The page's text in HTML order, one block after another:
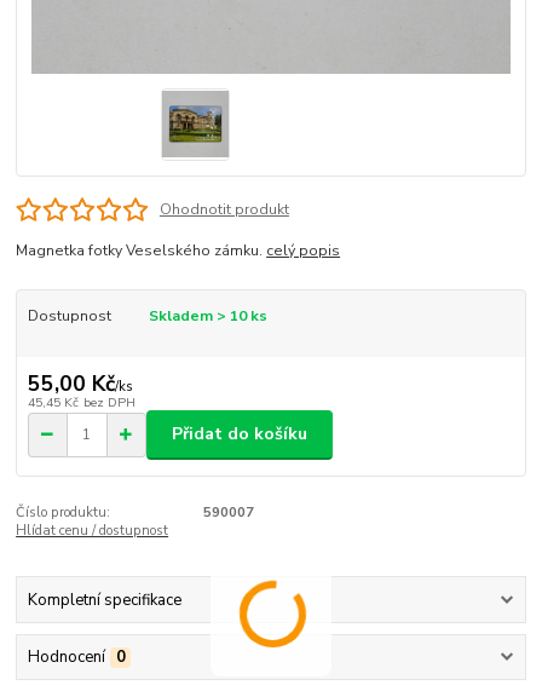
Ohodnotit produkt
Magnetka fotky Veselského zámku. celý popis
Dostupnost Skladem > 10 ks
55,00 Kč/ks
45,45 Kč bez DPH
Přidat do košíku
Číslo produktu:
590007
Hlídat cenu / dostupnost
Kompletní specifikace
Hodnocení 0